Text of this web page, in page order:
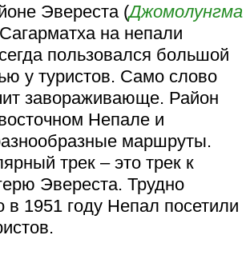
Эвереста (Джомолунгма
на непали
пользовался большой
у туристов. Само слово
завораживающе. Район
Непале и
маршруты.
трек – это трек к
Эвереста. Трудно
в 1951 году Непал посетили